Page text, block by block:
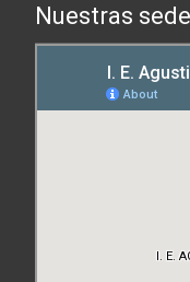
Nuestras